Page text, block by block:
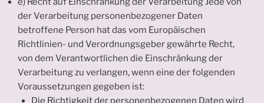
der Verarbeitung personenbezogener Daten
betroffene Person hat das vom Europäischen
Richtlinien- und Verordnungsgeber gewährte Recht,
von dem Verantwortlichen die Einschränkung der
Verarbeitung zu verlangen, wenn eine der folgenden
Voraussetzungen gegeben ist: